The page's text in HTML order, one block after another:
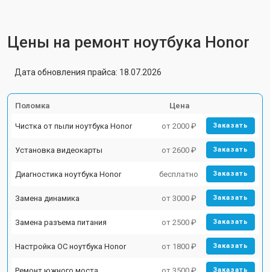
Цены на ремонт ноутбука Honor
Дата обновления прайса: 18.07.2026
Поломка Цена
Чистка от пыли ноутбука Honor от 2000 ₽ Заказать
Установка видеокарты от 2600 ₽ Заказать
Диагностика ноутбука Honor бесплатно Заказать
Замена динамика от 3000 ₽ Заказать
Замена разъема питания от 2500 ₽ Заказать
Настройка ОС ноутбука Honor от 1800 ₽ Заказать
Ремонт южного моста от 3500 ₽ Заказать